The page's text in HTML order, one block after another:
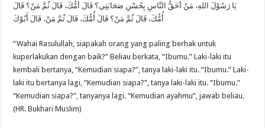
يَا رَسُوْلَ اللهِ، مَنْ أَحَقُّ النَّاسِ بِحُسْنِ صَحَابَتِي؟ قَالَ أُمُّكَ، قَالَ ثُمَّ مَنْ؟ قَالَ
أُمُّكَ، قَالَ ثُمَّ مَنْ؟ قَالَ أُمُّكَ، قَالَ ثُمَّ مَنْ، قَالَ أَبُوْكَ
“Wahai Rasulullah, siapakah orang yang paling berhak untuk
kuperlakukan dengan baik?” Beliau berkata, “Ibumu.” Laki-laki itu
kembali bertanya, “Kemudian siapa?”, tanya laki-laki itu. “Ibumu.” Laki-
laki itu bertanya lagi, “Kemudian siapa?”, tanya laki-laki itu. “Ibumu.”
“Kemudian siapa?”, tanyanya lagi. “Kemudian ayahmu”, jawab beliau.
(HR. Bukhari Muslim)